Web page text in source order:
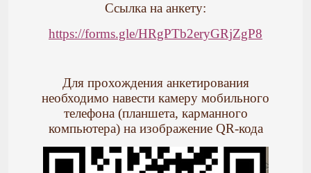
Ссылка на анкету:
https://forms.gle/HRgPTb2eryGRjZgP8
Для прохождения анкетирования
необходимо навести камеру мобильного
телефона (планшета, карманного
компьютера) на изображение QR-кода